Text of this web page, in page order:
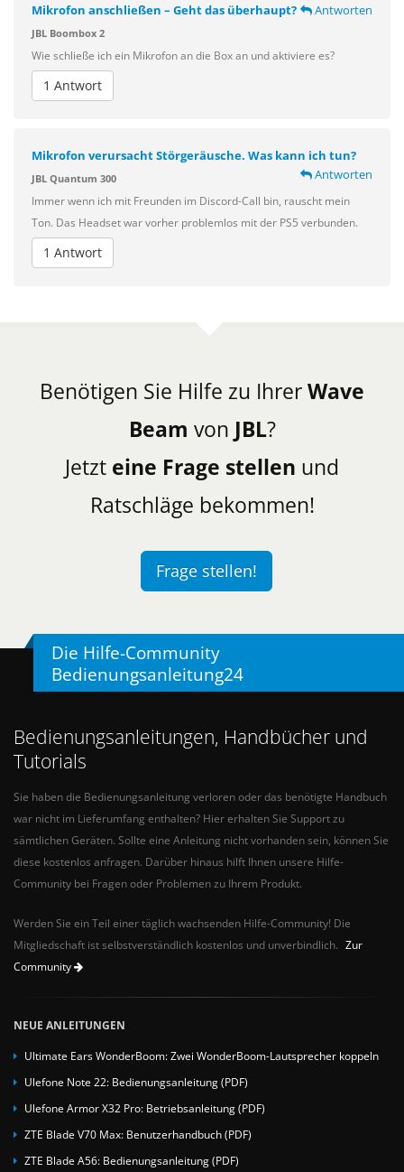
Mikrofon anschließen – Geht das überhaupt? Antworten
JBL Boombox 2
Wie schließe ich ein Mikrofon an die Box an und aktiviere es?
1 Antwort
Mikrofon verursacht Störgeräusche. Was kann ich tun?
Antworten
JBL Quantum 300
Immer wenn ich mit Freunden im Discord-Call bin, rauscht mein
Ton. Das Headset war vorher problemlos mit der PS5 verbunden.
1 Antwort
Benötigen Sie Hilfe zu IhrerWave
Beam von JBL?
Jetzt eine Frage stellen und
Ratschläge bekommen!
Frage stellen!
Die Hilfe-Community
Bedienungsanleitung24
Bedienungsanleitungen, Handbücher und
Tutorials
Sie haben die Bedienungsanleitung verloren oder das benötigte Handbuch
war nicht im Lieferumfang enthalten? Hier erhalten Sie Support zu
sämtlichen Geräten. Sollte eine Anleitung nicht vorhanden sein, können Sie
diese kostenlos anfragen. Darüber hinaus hilft Ihnen unsere Hilfe-
Community bei Fragen oder Problemen zu Ihrem Produkt.
Werden Sie ein Teil einer täglich wachsenden Hilfe-Community! Die
Mitgliedschaft ist selbstverständlich kostenlos und unverbindlich. Zur
Community
NEUE ANLEITUNGEN
Ultimate Ears WonderBoom: Zwei WonderBoom-Lautsprecher koppeln
Ulefone Note 22: Bedienungsanleitung (PDF)
Ulefone Armor X32 Pro: Betriebsanleitung (PDF)
ZTE Blade V70 Max: Benutzerhandbuch (PDF)
ZTE Blade A56: Bedienungsanleitung (PDF)